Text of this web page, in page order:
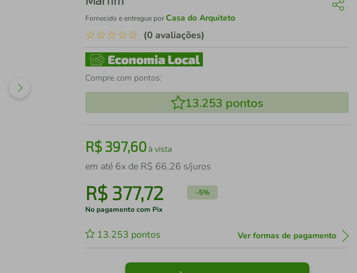
Fornecido e entregue porCasa do Arquiteto
☆☆☆☆☆ (0 avaliações)
Compre com pontos:
13.253 pontos
R$397,60à vista
em até 6x de R$ 66,26 s/juros
R$ 377,72 -5%
No pagamento com Pix
13.253 pontos Ver formas de pagamento